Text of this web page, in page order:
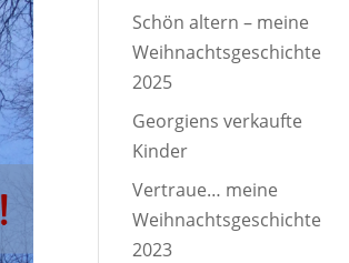
Schön altern – meine
Weihnachtsgeschichte
2025
Georgiens verkaufte
Kinder
Vertraue… meine
Weihnachtsgeschichte
2023